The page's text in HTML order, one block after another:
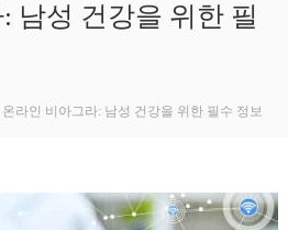
남성 건강을 위한 필
온라인 비아그라: 남성 건강을 위한 필수 정보